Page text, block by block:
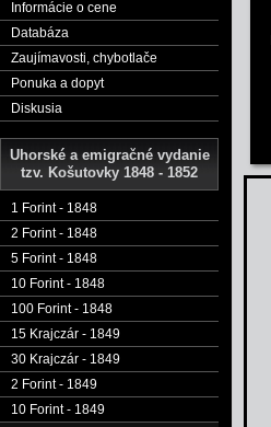
Informácie o cene
Databáza
Zaujímavosti, chybotlače
Ponuka a dopyt
Diskusia
Uhorské a emigračné vydanie
tzv. Košutovky 1848 - 1852
1 Forint - 1848
2 Forint - 1848
5 Forint - 1848
10 Forint - 1848
100 Forint - 1848
15 Krajczár - 1849
30 Krajczár - 1849
2 Forint - 1849
10 Forint - 1849